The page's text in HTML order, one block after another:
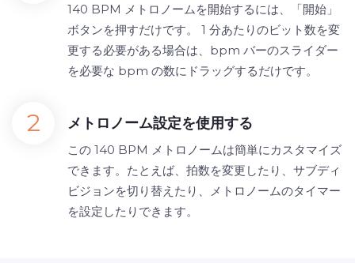
140 BPM メトロノームを開始するには、「開始」
ボタンを押すだけです。 1 分あたりのビット数を変
更する必要がある場合は、bpm バーのスライダー
を必要な bpm の数にドラッグするだけです。
メトロノーム設定を使用する
この 140 BPM メトロノームは簡単にカスタマイズ
できます。たとえば、拍数を変更したり、サブディ
ビジョンを切り替えたり、メトロノームのタイマー
を設定したりできます。